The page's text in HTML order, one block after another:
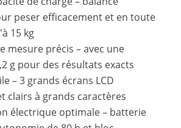
peser efficacement et en toute
15 kg
mesure précis – avec une
g pour des résultats exacts
– 3 grands écrans LCD
clairs à grands caractères
électrique optimale – batterie